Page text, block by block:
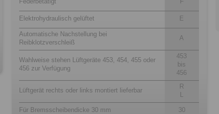
Elektrohydraulisch gelüftet E
Automatische Nachstellung bei
Reibklotzverschleiß
A
Wahlweise stehen Lüftgeräte 453, 454, 455 oder
456 zur Verfügung
453
bis
456
Lüftgerät rechts oder links montiert lieferbar
R
L
Für Bremsscheibendicke 30 mm 30